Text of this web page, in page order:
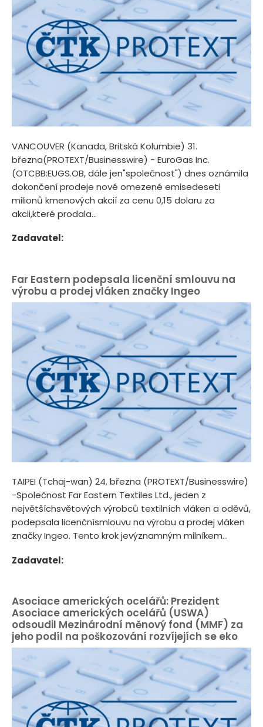
VANCOUVER (Kanada, Britská Kolumbie) 31.
března(PROTEXT/Businesswire) - EuroGas Inc.
(OTCBB:EUGS.OB, dále jen"společnost") dnes oznámila
dokončení prodeje nové omezené emisedeseti
milionů kmenových akcií za cenu 0,15 dolaru za
akcii,které prodala...
Zadavatel:
Far Eastern podepsala licenční smlouvu na
výrobu a prodej vláken značky Ingeo
TAIPEI (Tchaj-wan) 24. března (PROTEXT/Businesswire)
-Společnost Far Eastern Textiles Ltd., jeden z
největšíchsvětových výrobců textilních vláken a oděvů,
podepsala licenčnísmlouvu na výrobu a prodej vláken
značky Ingeo. Tento krok jevýznamným milníkem...
Zadavatel:
Asociace amerických ocelářů: Prezident
Asociace amerických ocelářů (USWA)
odsoudil Mezinárodní měnový fond (MMF) za
jeho podíl na poškozování rozvíjejích se eko